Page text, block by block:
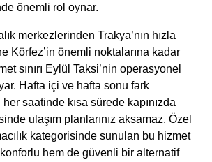
önemli rol oynar.
merkezlerinden Trakya’nın hızla
Körfez’in önemli noktalarına kadar
sınırı Eylül Taksi’nin operasyonel
Hafta içi ve hafta sonu fark
saatinde kısa sürede kapınızda
ulaşım planlarınız aksamaz. Özel
kategorisinde sunulan bu hizmet
hem de güvenli bir alternatif